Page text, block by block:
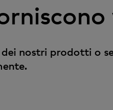
nostri prodotti o